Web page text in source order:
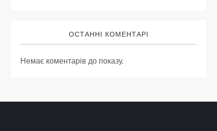
ОСТАННІ КОМЕНТАРІ
Немає коментарів до показу.